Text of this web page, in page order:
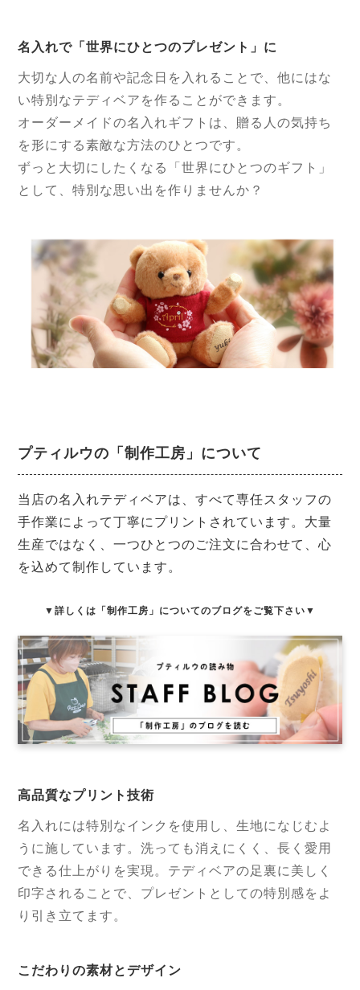
名入れで「世界にひとつのプレゼント」に
大切な人の名前や記念日を入れることで、他にはな
い特別なテディベアを作ることができます。
オーダーメイドの名入れギフトは、贈る人の気持ち
を形にする素敵な方法のひとつです。
ずっと大切にしたくなる「世界にひとつのギフト」
として、特別な思い出を作りませんか？
プティルウの「制作工房」について
当店の名入れテディベアは、すべて専任スタッフの
手作業によって丁寧にプリントされています。大量
生産ではなく、一つひとつのご注文に合わせて、心
を込めて制作しています。
▼詳しくは「制作工房」についてのブログをご覧下さい▼
高品質なプリント技術
名入れには特別なインクを使用し、生地になじむよ
うに施しています。洗っても消えにくく、長く愛用
できる仕上がりを実現。テディベアの足裏に美しく
印字されることで、プレゼントとしての特別感をよ
り引き立てます。
こだわりの素材とデザイン